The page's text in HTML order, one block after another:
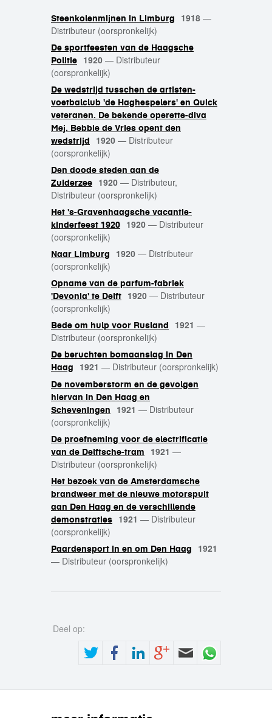
Steenkolenmijnen in Limburg 1918 —
Distributeur (oorspronkelijk)
De sportfeesten van de Haagsche
Politie
1920 — Distributeur
(oorspronkelijk)
De wedstrijd tusschen de artisten-
voetbalclub 'de Haghespelers' en Quick
veteranen. De bekende operette-diva
Mej. Bebbie de Vries opent den
wedstrijd
1920 — Distributeur
(oorspronkelijk)
Den doode steden aan de
Zuiderzee
1920 — Distributeur,
Distributeur (oorspronkelijk)
Het 's-Gravenhaagsche vacantie-
kinderfeest 1920
1920 — Distributeur
(oorspronkelijk)
Naar Limburg 1920 — Distributeur
(oorspronkelijk)
Opname van de parfum-fabriek
'Devonia' te Delft
1920 — Distributeur
(oorspronkelijk)
Bede om hulp voor Rusland 1921 —
Distributeur (oorspronkelijk)
De beruchten bomaanslag in Den
Haag
1921 — Distributeur (oorspronkelijk)
De novemberstorm en de gevolgen
hiervan in Den Haag en
Scheveningen
1921 — Distributeur
(oorspronkelijk)
De proefneming voor de electrificatie
van de Delftsche-tram
1921 —
Distributeur (oorspronkelijk)
Het bezoek van de Amsterdamsche
brandweer met de nieuwe motorspuit
aan Den Haag en de verschillende
demonstraties
1921 — Distributeur
(oorspronkelijk)
Paardensport in en om Den Haag
1921
— Distributeur (oorspronkelijk)
Deel op: